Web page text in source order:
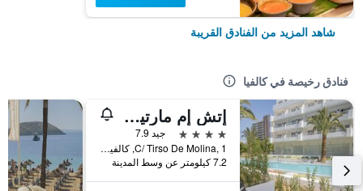
شاهد المزيد من الفنادق القريبة
فنادق رخيصة في كالفيا
إتش إم مارتينيك أبارتهوتل
4 نجوم
جيد 7.9
C/ Tirso De Molina, 1, كالفيا, مالوركا, أسبانيا
7.2 كيلومتر عن وسط المدينة